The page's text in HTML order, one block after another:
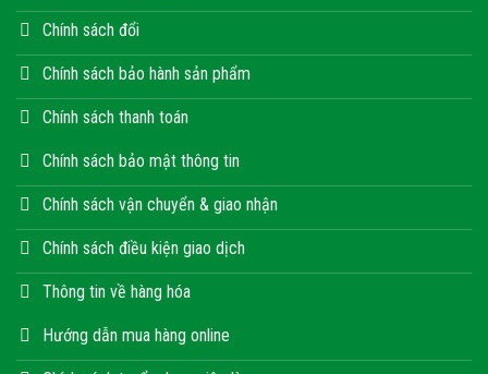
Chính sách đổi
Chính sách bảo hành sản phẩm
Chính sách thanh toán
Chính sách bảo mật thông tin
Chính sách vận chuyển & giao nhận
Chính sách điều kiện giao dịch
Thông tin về hàng hóa
Hướng dẫn mua hàng online